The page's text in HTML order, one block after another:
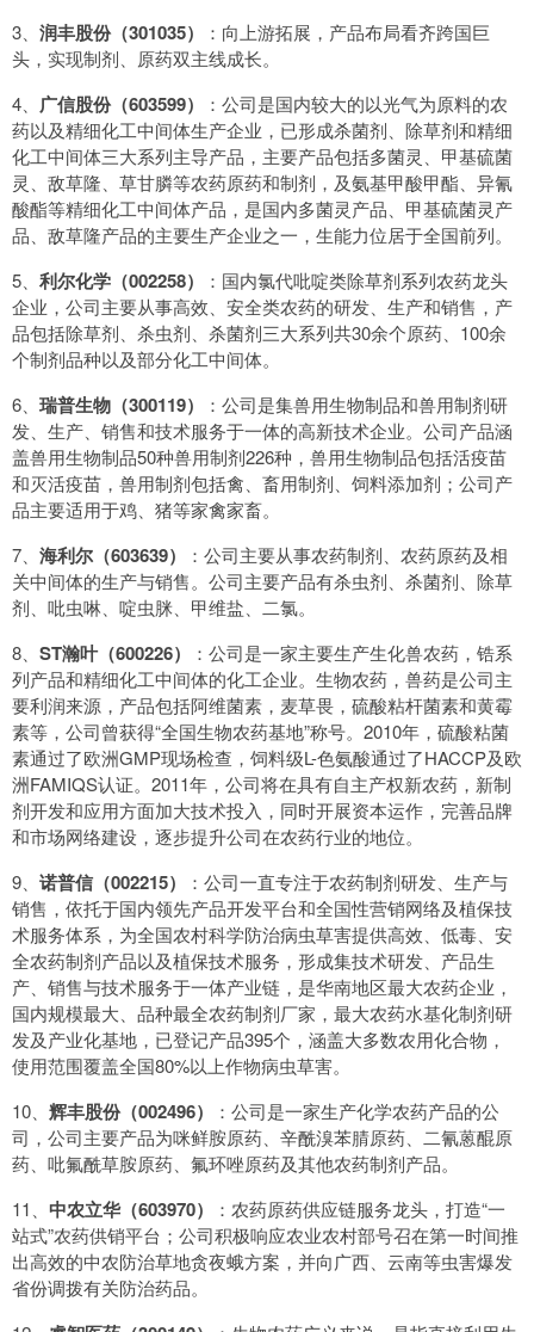
3、 润丰股份（301035）
：向上游拓展，产品布局看齐跨国巨
头，实现制剂、原药双主线成长。
4、 广信股份（603599）
：公司是国内较大的以光气为原料的农
药以及精细化工中间体生产企业，已形成杀菌剂、除草剂和精细
化工中间体三大系列主导产品，主要产品包括多菌灵、甲基硫菌
灵、敌草隆、草甘膦等农药原药和制剂，及氨基甲酸甲酯、异氰
酸酯等精细化工中间体产品，是国内多菌灵产品、甲基硫菌灵产
品、敌草隆产品的主要生产企业之一，生能力位居于全国前列。
5、 利尔化学（002258）
：国内氯代吡啶类除草剂系列农药龙头
企业，公司主要从事高效、安全类农药的研发、生产和销售，产
品包括除草剂、杀虫剂、杀菌剂三大系列共30余个原药、100余
个制剂品种以及部分化工中间体。
6、 瑞普生物（300119）
：公司是集兽用生物制品和兽用制剂研
发、生产、销售和技术服务于一体的高新技术企业。公司产品涵
盖兽用生物制品50种兽用制剂226种，兽用生物制品包括活疫苗
和灭活疫苗，兽用制剂包括禽、畜用制剂、饲料添加剂；公司产
品主要适用于鸡、猪等家禽家畜。
7、 海利尔（603639）
：公司主要从事农药制剂、农药原药及相
关中间体的生产与销售。公司主要产品有杀虫剂、杀菌剂、除草
剂、吡虫啉、啶虫脒、甲维盐、二氯。
8、 ST瀚叶（600226）
：公司是一家主要生产生化兽农药，锆系
列产品和精细化工中间体的化工企业。生物农药，兽药是公司主
要利润来源，产品包括阿维菌素，麦草畏，硫酸粘杆菌素和黄霉
素等，公司曾获得“全国生物农药基地”称号。2010年，硫酸粘菌
素通过了欧洲GMP现场检查，饲料级L-色氨酸通过了HACCP及欧
洲FAMIQS认证。2011年，公司将在具有自主产权新农药，新制
剂开发和应用方面加大技术投入，同时开展资本运作，完善品牌
和市场网络建设，逐步提升公司在农药行业的地位。
9、 诺普信（002215）
：公司一直专注于农药制剂研发、生产与
销售，依托于国内领先产品开发平台和全国性营销网络及植保技
术服务体系，为全国农村科学防治病虫草害提供高效、低毒、安
全农药制剂产品以及植保技术服务，形成集技术研发、产品生
产、销售与技术服务于一体产业链，是华南地区最大农药企业，
国内规模最大、品种最全农药制剂厂家，最大农药水基化制剂研
发及产业化基地，已登记产品395个，涵盖大多数农用化合物，
使用范围覆盖全国80%以上作物病虫草害。
10、 辉丰股份（002496）
：公司是一家生产化学农药产品的公
司，公司主要产品为咪鲜胺原药、辛酰溴苯腈原药、二氰蒽醌原
药、吡氟酰草胺原药、氟环唑原药及其他农药制剂产品。
11、 中农立华（603970）
：农药原药供应链服务龙头，打造“一
站式”农药供销平台；公司积极响应农业农村部号召在第一时间推
出高效的中农防治草地贪夜蛾方案，并向广西、云南等虫害爆发
省份调拨有关防治药品。